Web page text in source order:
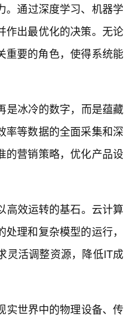
。通过深度学习、机器学
作出最优化的决策。无论
重要的角色，使得系统能
是冰冷的数字，而是蕴藏
率等数据的全面采集和深
的营销策略，优化产品设
高效运转的基石。云计算
理和复杂模型的运行，
灵活调整资源，降低IT成
实世界中的物理设备、传